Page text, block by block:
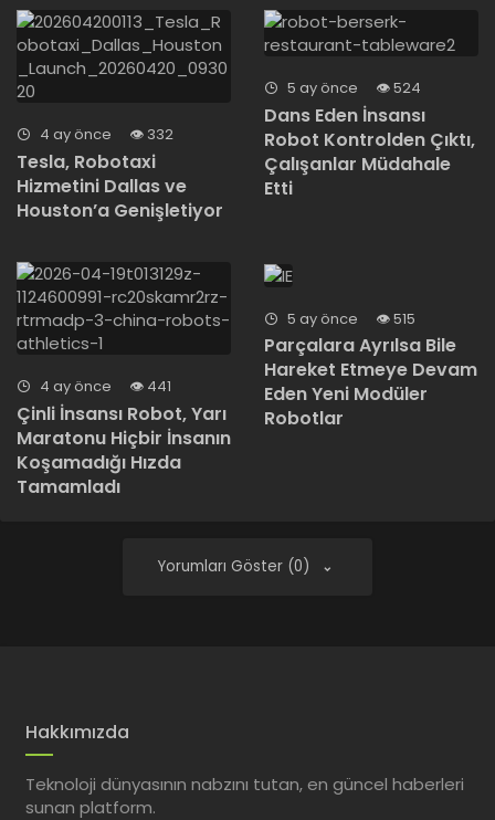
4 ay önce 332
Tesla, Robotaxi
Hizmetini Dallas ve
Houston’a Genişletiyor
5 ay önce 524
Dans Eden İnsansı
Robot Kontrolden Çıktı,
Çalışanlar Müdahale
Etti
4 ay önce 441
Çinli İnsansı Robot, Yarı
Maratonu Hiçbir İnsanın
Koşamadığı Hızda
Tamamladı
5 ay önce 515
Parçalara Ayrılsa Bile
Hareket Etmeye Devam
Eden Yeni Modüler
Robotlar
Yorumları Göster (0)
Hakkımızda
Teknoloji dünyasının nabzını tutan, en güncel haberleri
sunan platform.